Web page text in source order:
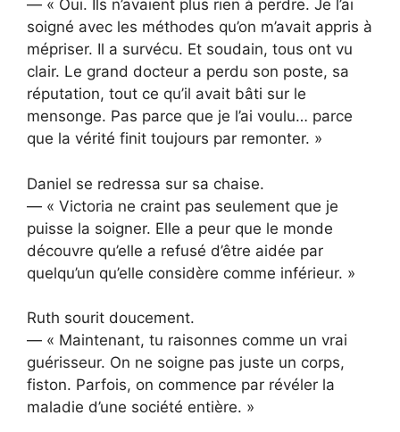
— « Oui. Ils n’avaient plus rien à perdre. Je l’ai
soigné avec les méthodes qu’on m’avait appris à
mépriser. Il a survécu. Et soudain, tous ont vu
clair. Le grand docteur a perdu son poste, sa
réputation, tout ce qu’il avait bâti sur le
mensonge. Pas parce que je l’ai voulu… parce
que la vérité finit toujours par remonter. »
Daniel se redressa sur sa chaise.
— « Victoria ne craint pas seulement que je
puisse la soigner. Elle a peur que le monde
découvre qu’elle a refusé d’être aidée par
quelqu’un qu’elle considère comme inférieur. »
Ruth sourit doucement.
— « Maintenant, tu raisonnes comme un vrai
guérisseur. On ne soigne pas juste un corps,
fiston. Parfois, on commence par révéler la
maladie d’une société entière. »